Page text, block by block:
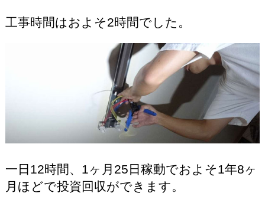
工事時間はおよそ2時間でした。
一日12時間、1ヶ月25日稼動でおよそ1年8ヶ
月ほどで投資回収ができます。